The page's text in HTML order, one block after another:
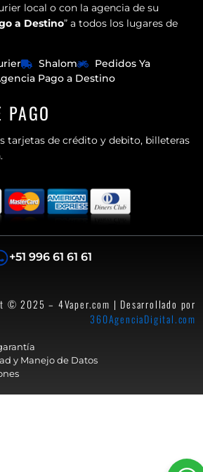
local o con la agencia de su
a Destino” a todos los lugares de
Shalom
Pedidos Ya
Pago a Destino
PAGO
tarjetas de crédito y debito, billeteras
+51 996 61 61 61
© 2025 – 4Vaper.com | Desarrollado por
360AgenciaDigital.com
y Manejo de Datos